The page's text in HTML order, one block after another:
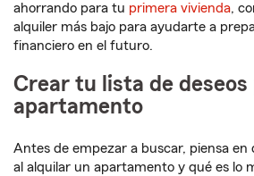
ahorrando para tu primera vivienda,
alquiler más bajo para ayudarte a
financiero en el futuro.
Crear tu lista de deseos
apartamento
Antes de empezar a buscar, piensa en
al alquilar un apartamento y qué es lo